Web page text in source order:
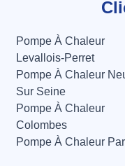
Pompe À Chaleur
Levallois-Perret
Pompe À Chaleur
Sur Seine
Pompe À Chaleur
Colombes
Pompe À Chaleur